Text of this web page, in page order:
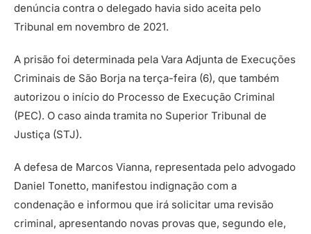
denúncia contra o delegado havia sido aceita pelo
Tribunal em novembro de 2021.
A prisão foi determinada pela Vara Adjunta de Execuções
Criminais de São Borja na terça-feira (6), que também
autorizou o início do Processo de Execução Criminal
(PEC). O caso ainda tramita no Superior Tribunal de
Justiça (STJ).
A defesa de Marcos Vianna, representada pelo advogado
Daniel Tonetto, manifestou indignação com a
condenação e informou que irá solicitar uma revisão
criminal, apresentando novas provas que, segundo ele,